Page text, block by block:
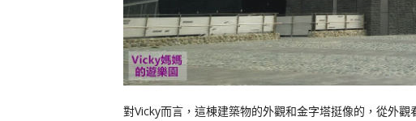
對Vicky而言，這棟建築物的外觀和金字塔挺像的，從外